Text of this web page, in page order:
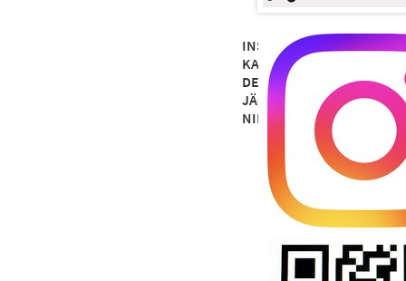
INSTAGRAM-
KANAL
DER
JÄGERSCHAFT
NIENBURG